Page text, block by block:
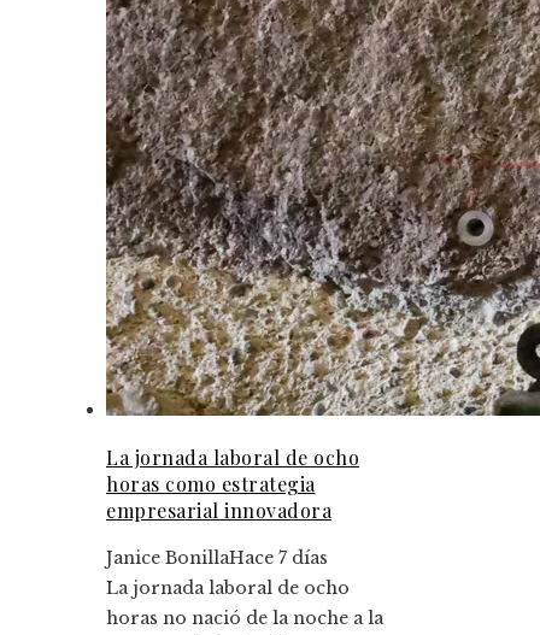
La jornada laboral de ocho
horas como estrategia
empresarial innovadora
Janice BonillaHace 7 días
La jornada laboral de ocho
horas no nació de la noche a la